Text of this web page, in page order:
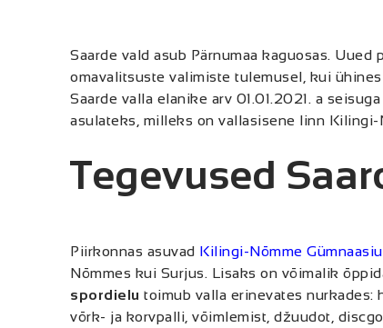
Saarde vald asub Pärnumaa kaguosas.
omavalitsuste valimiste tulemusel, kui
Saarde valla elanike arv 01.01.2021. a
asulateks, milleks on vallasisene linn Kilingi-
Tegevused
Piirkonnas asuvad Kilingi-Nõmme
Nõmmes kui Surjus. Lisaks on võimalik
spordielu toimub valla erinevates nurkades:
võrk- ja korvpalli, võimlemist, džuudot,